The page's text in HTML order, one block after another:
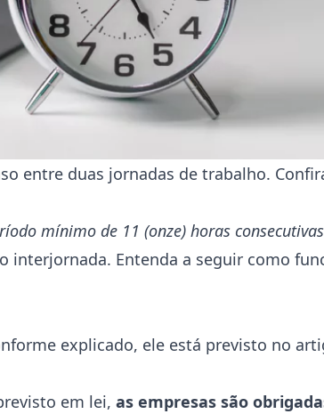
entre duas jornadas de trabalho.
mínimo de 11 (onze) horas
interjornada. Entenda a seguir como
explicado, ele está previsto no
em lei, as empresas são